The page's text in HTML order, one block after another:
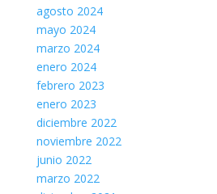
agosto 2024
mayo 2024
marzo 2024
enero 2024
febrero 2023
enero 2023
diciembre 2022
noviembre 2022
junio 2022
marzo 2022